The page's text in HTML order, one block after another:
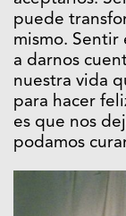
puede
mismo. Sentir
a darnos
nuestra vida
para hacer
es que nos
podamos